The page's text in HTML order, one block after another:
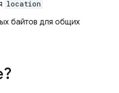
location
байтов для общих